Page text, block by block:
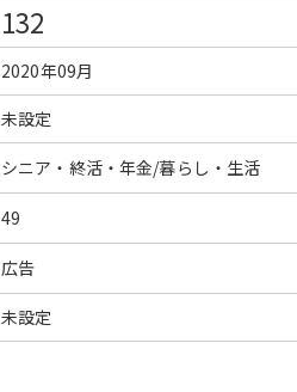
132
2020年09月
未設定
シニア・終活・年金/暮らし・生活
49
広告
未設定